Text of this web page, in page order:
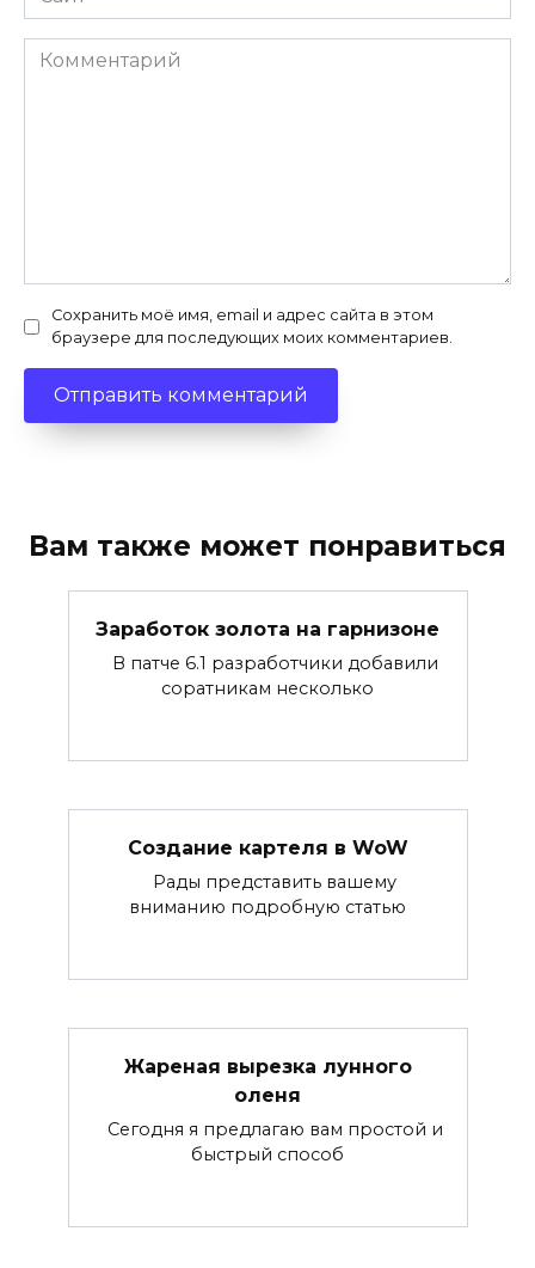
Комментарий
Сохранить моё имя, email и адрес сайта в этом
браузере для последующих моих комментариев.
Вам также может понравиться
Заработок золота на гарнизоне
В патче 6.1 разработчики добавили
соратникам несколько
Создание картеля в WoW
Рады представить вашему
вниманию подробную статью
Жареная вырезка лунного
оленя
Сегодня я предлагаю вам простой и
быстрый способ